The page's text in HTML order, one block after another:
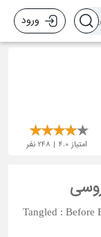
ورود
امتیاز 4.0
248 نفر
Tangled : Before